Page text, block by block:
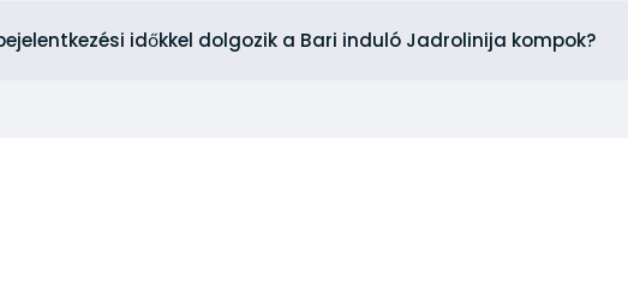
időkkel dolgozik a Bari induló Jadrolinija kompok?